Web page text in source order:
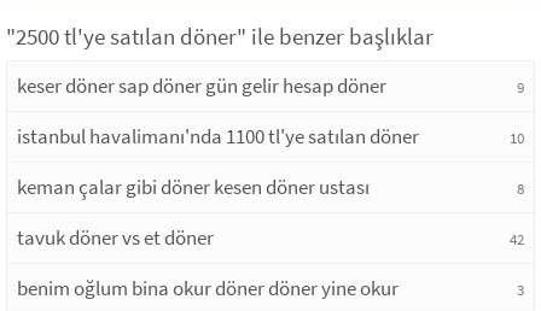
"2500 tl'ye satılan döner" ile benzer başlıklar
keser döner sap döner gün gelir hesap döner 9
istanbul havalimanı'nda 1100 tl'ye satılan döner 10
keman çalar gibi döner kesen döner ustası 8
tavuk döner vs et döner 42
benim oğlum bina okur döner döner yine okur 3